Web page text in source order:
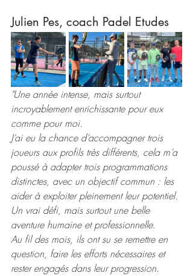
Julien Pes, coach Padel Etudes
"Une année intense, mais surtout
incroyablement enrichissante pour eux
comme pour moi.
J’ai eu la chance d’accompagner trois
joueurs aux profils très différents, cela m’a
poussé à adapter trois programmations
distinctes, avec un objectif commun : les
aider à exploiter pleinement leur potentiel.
Un vrai défi, mais surtout une belle
aventure humaine et professionnelle.
Au fil des mois, ils ont su se remettre en
question, faire les efforts nécessaires et
rester engagés dans leur progression.